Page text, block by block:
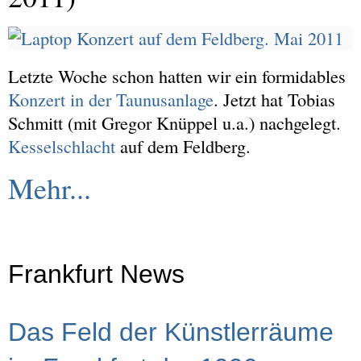
Letzte Woche schon hatten wir ein formidables
Konzert in der Taunusanlage. Jetzt hat Tobias
Schmitt (mit Gregor Knüppel u.a.) nachgelegt.
Kesselschlacht auf dem Feldberg.
Mehr...
Frankfurt News
Das Feld der Künstlerräume